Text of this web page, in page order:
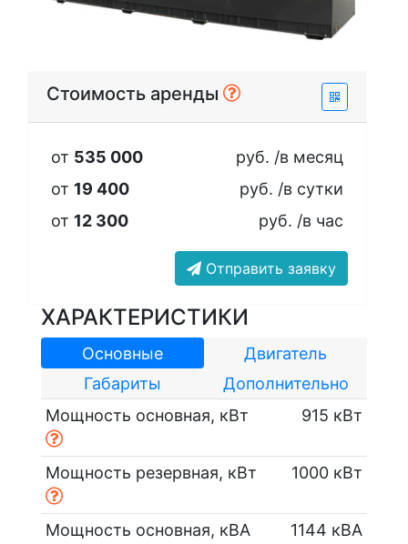
Стоимость аренды
от 535 000
руб. /в месяц
от 19 400
руб. /в сутки
от 12 300 руб. /в час
Отправить заявку
ХАРАКТЕРИСТИКИ
Основные
Двигатель
Габариты
Дополнительно
Мощность основная, кВт
915 кВт
Мощность резервная, кВт 1000 кВт
Мощность основная, кВА
1144 кВА